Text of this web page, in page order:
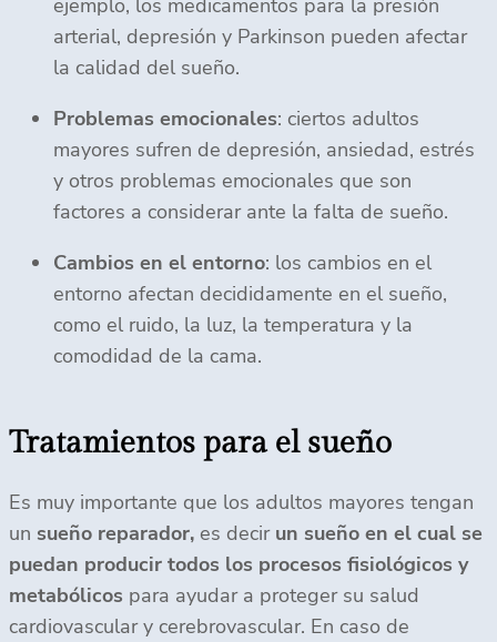
ejemplo, los medicamentos para la presión
arterial, depresión y Parkinson pueden afectar
la calidad del sueño.
Problemas emocionales: ciertos adultos
mayores sufren de depresión, ansiedad, estrés
y otros problemas emocionales que son
factores a considerar ante la falta de sueño.
Cambios en el entorno: los cambios en el
entorno afectan decididamente en el sueño,
como el ruido, la luz, la temperatura y la
comodidad de la cama.
Tratamientos para el sueño
Es muy importante que los adultos mayores tengan
un sueño reparador, es decir un sueño en el cual se
puedan producir todos los procesos fisiológicos y
metabólicos para ayudar a proteger su salud
cardiovascular y cerebrovascular. En caso de